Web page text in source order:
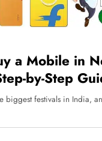
a Mobile in
by-Step
Best Deals
biggest festivals in India,